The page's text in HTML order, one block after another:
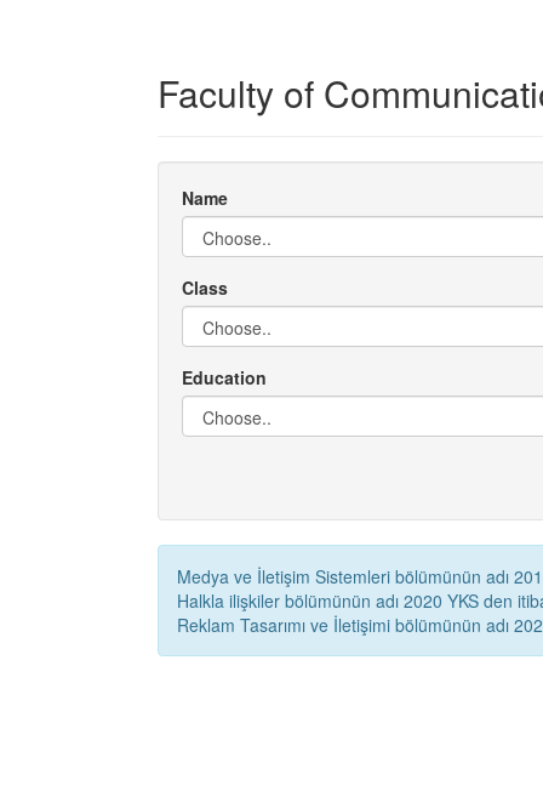
Faculty of
Name
Class
Education
Medya ve İletişim Sistemleri bölümünün adı
Halkla ilişkiler bölümünün adı 2020 YKS den
Reklam Tasarımı ve İletişimi bölümünün adı